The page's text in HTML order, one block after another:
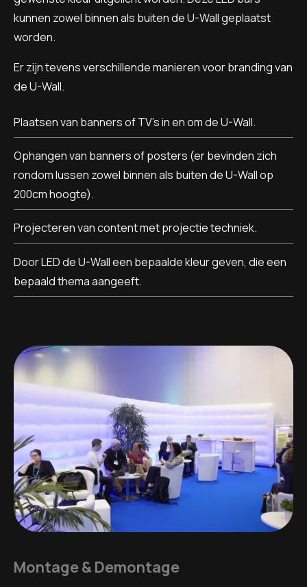
kunnen zowel binnen als buiten de U-Wall geplaatst
worden.
Er zijn tevens verschillende manieren voor branding van
de U-Wall.
Plaatsen van banners of TV’s in en om de U-Wall.
Ophangen van banners of posters (er bevinden zich
rondom lussen zowel binnen als buiten de U-Wall op
200cm hoogte).
Projecteren van content met projectie techniek.
Door LED de U-Wall een bepaalde kleur geven, die een
bepaald thema aangeeft.
Montage & Demontage